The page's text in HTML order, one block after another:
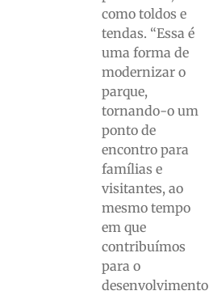
como toldos e
tendas. “Essa é
uma forma de
modernizar o
parque,
tornando-o um
ponto de
encontro para
famílias e
visitantes, ao
mesmo tempo
em que
contribuímos
para o
desenvolvimento